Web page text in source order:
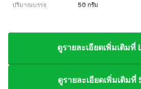
ปริมาณบรรจุ 50 กรัม
ดูรายละเอียดเพิ่มเติมที่
ดูรายละเอียดเพิ่มเติมที่